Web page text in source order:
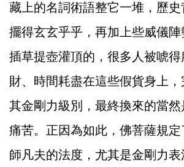
藏上的名詞術語整它一堆，歷
擺得玄玄乎乎，再加上些威儀
插草提壺灌頂的，很多人被唬
財、時間耗盡在這些假貨身上
其金剛力級別，最終換來的當然
痛苦。正因為如此，佛菩薩規
師凡夫的法度，尤其是金剛力